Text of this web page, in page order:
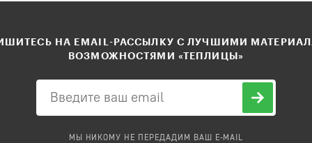
НА EMAIL-РАССЫЛКУ С ЛУЧШИМИ
ВОЗМОЖНОСТЯМИ «ТЕПЛИЦЫ»
МЫ НИКОМУ НЕ ПЕРЕДАДИМ ВАШ E-MAIL